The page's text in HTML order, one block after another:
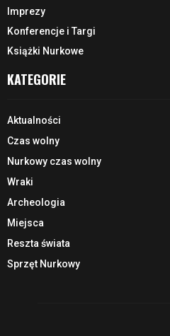
Imprezy
Konferencje i Targi
Książki Nurkowe
KATEGORIE
Aktualności
Czas wolny
Nurkowy czas wolny
Wraki
Archeologia
Miejsca
Reszta świata
Sprzęt Nurkowy